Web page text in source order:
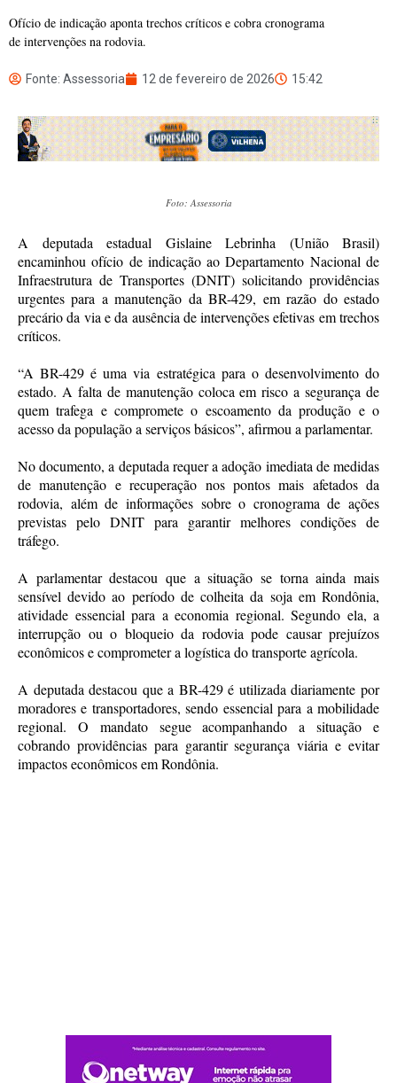
Ofício de indicação aponta trechos críticos e cobra cronograma
de intervenções na rodovia.
Fonte: Assessoria 12 de fevereiro de 2026 15:42
Foto: Assessoria
A deputada estadual Gislaine Lebrinha (União Brasil)
encaminhou ofício de indicação ao Departamento Nacional de
Infraestrutura de Transportes (DNIT) solicitando providências
urgentes para a manutenção da BR-429, em razão do estado
precário da via e da ausência de intervenções efetivas em trechos
críticos.
“A BR-429 é uma via estratégica para o desenvolvimento do
estado. A falta de manutenção coloca em risco a segurança de
quem trafega e compromete o escoamento da produção e o
acesso da população a serviços básicos”, afirmou a parlamentar.
No documento, a deputada requer a adoção imediata de medidas
de manutenção e recuperação nos pontos mais afetados da
rodovia, além de informações sobre o cronograma de ações
previstas pelo DNIT para garantir melhores condições de
tráfego.
A parlamentar destacou que a situação se torna ainda mais
sensível devido ao período de colheita da soja em Rondônia,
atividade essencial para a economia regional. Segundo ela, a
interrupção ou o bloqueio da rodovia pode causar prejuízos
econômicos e comprometer a logística do transporte agrícola.
A deputada destacou que a BR-429 é utilizada diariamente por
moradores e transportadores, sendo essencial para a mobilidade
regional. O mandato segue acompanhando a situação e
cobrando providências para garantir segurança viária e evitar
impactos econômicos em Rondônia.